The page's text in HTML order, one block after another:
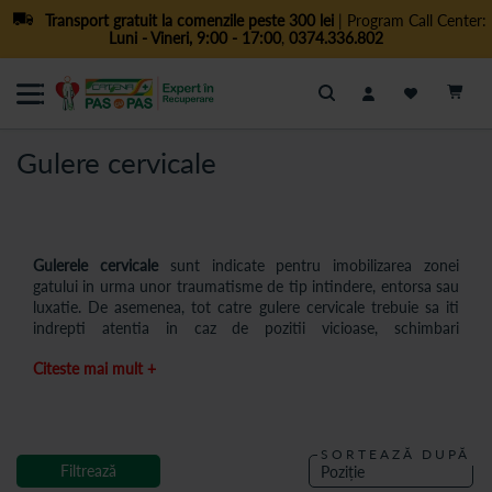
Transport gratuit la comenzile peste 300 lei| Program Call Center:
Luni - Vineri, 9:00 - 17:00, 0374.336.802
Cautare
Gulere cervicale
Gulerele cervicalesunt indicate pentru imobilizarea zonei
gatului in urma unor traumatisme de tip intindere, entorsa sau
luxatie. De asemenea, tot catre gulere cervicale trebuie sa iti
indrepti atentia in caz de pozitii vicioase, schimbari
interventii chirurgicale in regiunea cervicala. Cu ajutorul unor
CatenaPas cu Pas
vei gasi o gama varianta de gulere
cervicale recomandate pentru spondiloza cervicala, hernia de
Citeste mai mult +
SORTEAZĂ DUPĂ
Filtrează